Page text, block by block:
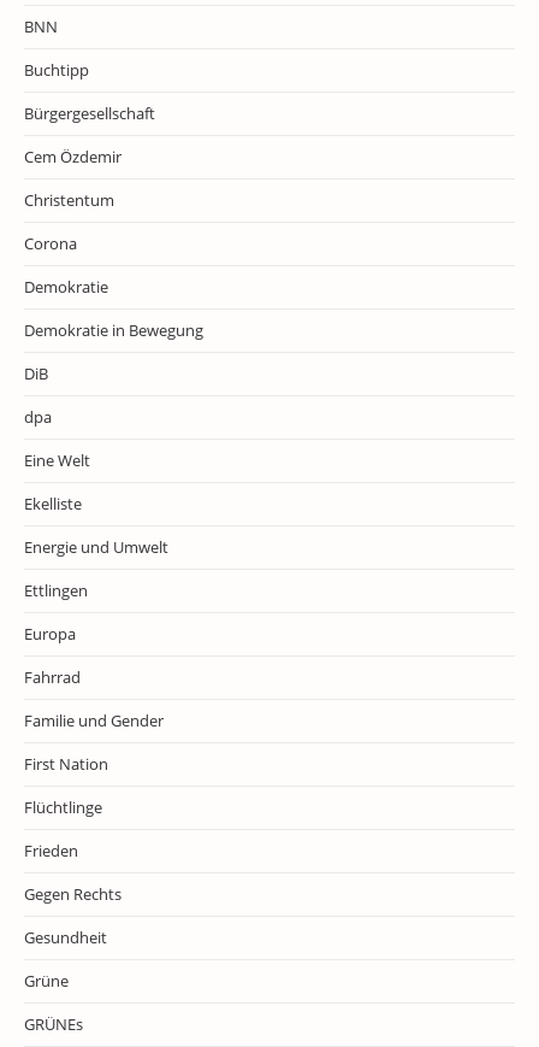
BNN
Buchtipp
Bürgergesellschaft
Cem Özdemir
Christentum
Corona
Demokratie
Demokratie in Bewegung
DiB
dpa
Eine Welt
Ekelliste
Energie und Umwelt
Ettlingen
Europa
Fahrrad
Familie und Gender
First Nation
Flüchtlinge
Frieden
Gegen Rechts
Gesundheit
Grüne
GRÜNEs